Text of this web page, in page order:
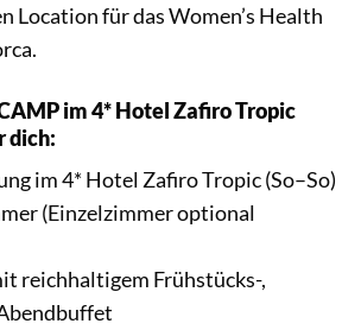
Location für das Women’s Health
im 4* Hotel Zafiro Tropic
dich:
im 4* Hotel Zafiro Tropic (So–So)
(Einzelzimmer optional
reichhaltigem Frühstücks-,